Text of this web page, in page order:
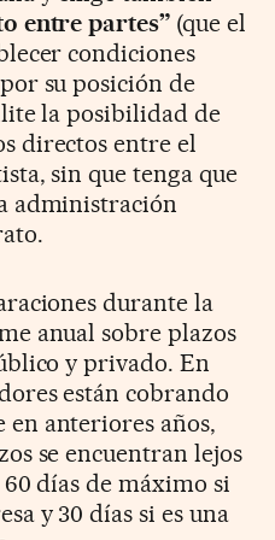
entre partes” (que el
condiciones
su posición de
la posibilidad de
directos entre el
sin que tenga que
administración
durante la
anual sobre plazos
y privado. En
están cobrando
anteriores años,
se encuentran lejos
días de máximo si
y 30 días si es una